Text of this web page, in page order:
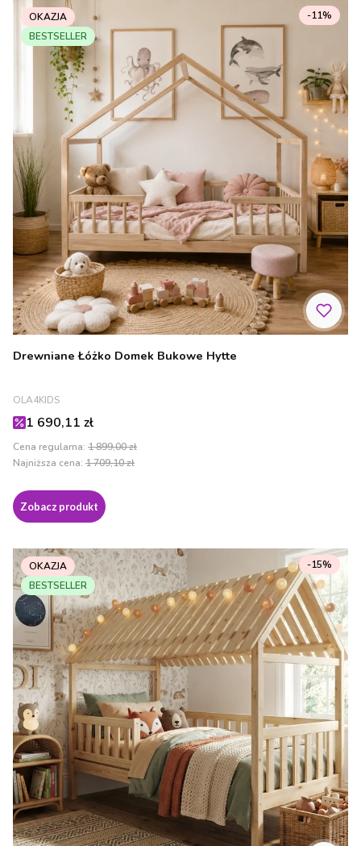
OKAZJA
BESTSELLER
Drewniane Łóżko Domek Bukowe Hytte
PRODUCENT
OLA4KIDS
Cena promocyjna
1 690,11 zł
Cena regularna: 1 899,00 zł
-11%
Najniższa cena: 1 709,10 zł
Zobacz produkt
OKAZJA
BESTSELLER
-15%